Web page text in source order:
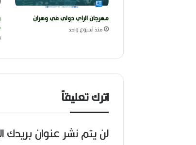
مهرجان الراي دولي في وهران
منذ أسبوع واحد
اترك تعليقاً
لن يتم نشر عنوان بريدك